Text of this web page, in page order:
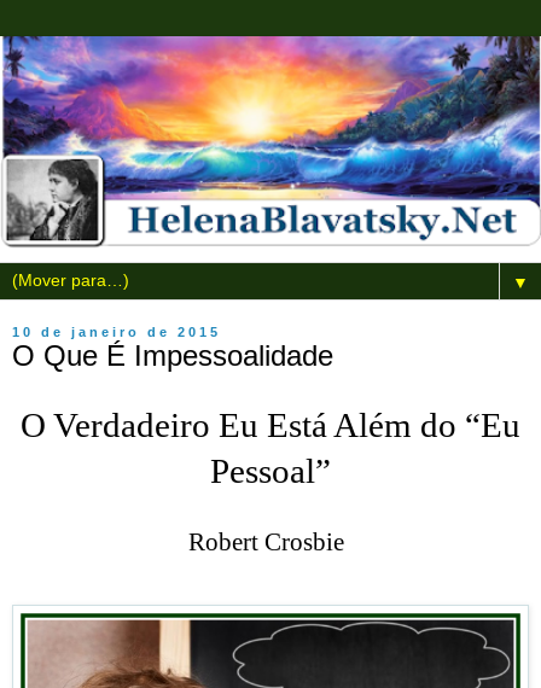
▼
10 de janeiro de 2015
O Que É Impessoalidade
O Verdadeiro Eu Está Além do “Eu
Pessoal”
Robert Crosbie